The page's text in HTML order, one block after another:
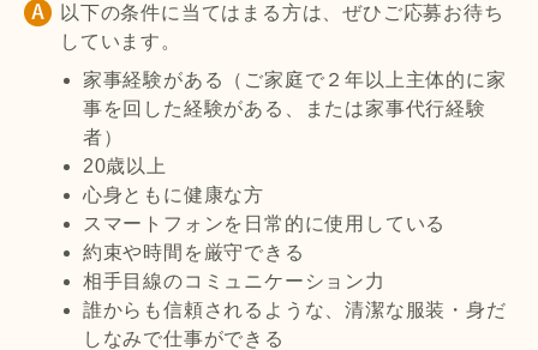
以下の条件に当てはまる方は、ぜひご応募お待ち
しています。
家事経験がある（ご家庭で２年以上主体的に家
事を回した経験がある、または家事代行経験
者）
20歳以上
心身ともに健康な方
スマートフォンを日常的に使用している
約束や時間を厳守できる
相手目線のコミュニケーション力
誰からも信頼されるような、清潔な服装・身だ
しなみで仕事ができる